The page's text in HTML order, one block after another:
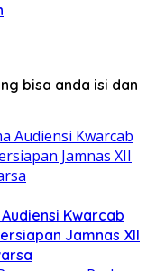
bisa anda isi dan
Kwarcab
Jamnas XII